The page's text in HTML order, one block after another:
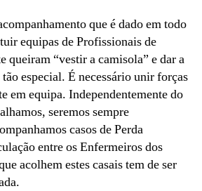
que é dado em todo
equipas de Profissionais de
queiram “vestir a camisola” e dar a
especial. É necessário unir forças
em equipa. Independentemente do
seremos sempre
casos de Perda
entre os Enfermeiros dos
acolhem estes casais tem de ser